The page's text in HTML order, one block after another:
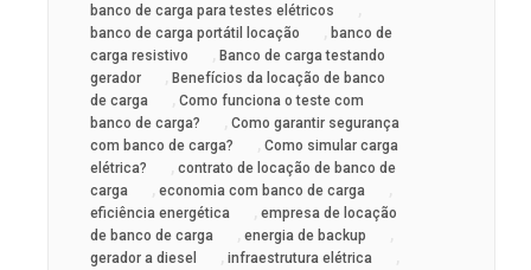
banco de carga para testes elétricos
banco de carga portátil locação
banco de
carga resistivo
Banco de carga testando
gerador
Benefícios da locação de banco
de carga
Como funciona o teste com
banco de carga?
Como garantir segurança
com banco de carga?
Como simular carga
elétrica?
contrato de locação de banco de
carga
economia com banco de carga
eficiência energética
empresa de locação
de banco de carga
energia de backup
gerador a diesel infraestrutura elétrica